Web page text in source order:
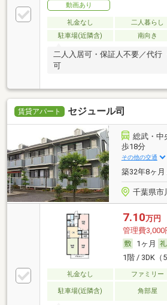
動画あり
礼金なし 二人暮らし
駐車場(近隣含)
南向き
二人入居可・保証人不要／代行
可
賃貸アパート セジュール司
総武・中
歩18分
その他の交通
築32年8ヶ月
千葉県市
7.10万円
管理費3,000
1ヶ月
1階 / 3DK（
礼金なし ファミリー
駐車場(近隣含) 角部屋